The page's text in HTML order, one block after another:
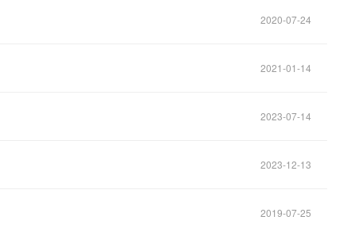
2020-07-24
2021-01-14
2023-07-14
2023-12-13
2019-07-25